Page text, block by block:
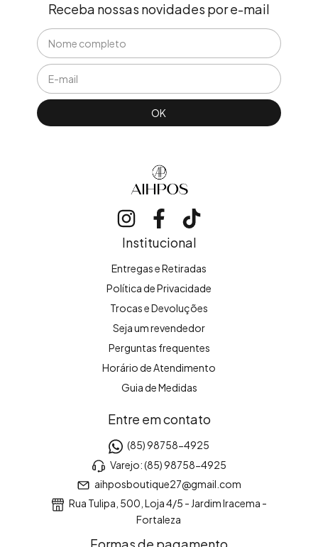
Receba nossas novidades por e-mail
Institucional
Entregas e Retiradas
Política de Privacidade
Trocas e Devoluções
Seja um revendedor
Perguntas frequentes
Horário de Atendimento
Guia de Medidas
Entre em contato
(85) 98758-4925
Varejo: (85) 98758-4925
aihposboutique27@gmail.com
Rua Tulipa, 500, Loja 4/5 - Jardim Iracema -
Fortaleza
Formas de pagamento